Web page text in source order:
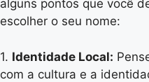
alguns pontos que você
escolher o seu nome:
1. Identidade Local:
com a cultura e a